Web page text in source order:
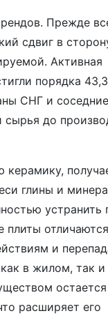
Прежде
сдвиг в
Активная
порядка
СНГ и
сырья до
керамику,
глины и
устранить
плиты
и
в жилом, так и
остается
расширяет его